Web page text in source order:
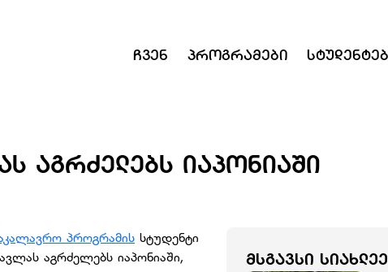
Ჩვენ Პროგრამები
ᲐᲒᲠᲫᲔᲚᲔᲑᲡ ᲘᲐᲞᲝᲜᲘᲐᲨᲘ
პროგრამის სტუდენტი
აგრძელებს იაპონიაში,
ᲛᲡᲒᲐᲕᲡᲘ